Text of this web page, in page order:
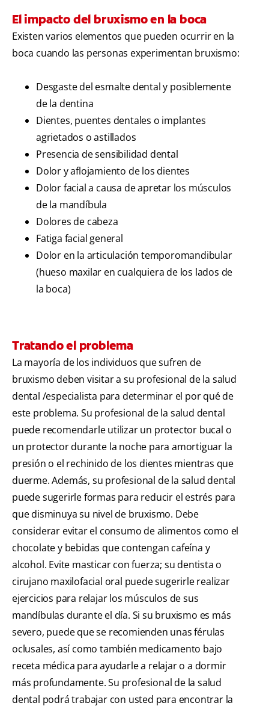
El impacto del bruxismo en la boca
Existen varios elementos que pueden ocurrir en la
boca cuando las personas experimentan bruxismo:
Desgaste del esmalte dental y posiblemente
de la dentina
Dientes, puentes dentales o implantes
agrietados o astillados
Presencia de sensibilidad dental
Dolor y aflojamiento de los dientes
Dolor facial a causa de apretar los músculos
de la mandíbula
Dolores de cabeza
Fatiga facial general
Dolor en la articulación temporomandibular
(hueso maxilar en cualquiera de los lados de
la boca)
Tratando el problema
La mayoría de los individuos que sufren de
bruxismo deben visitar a su profesional de la salud
dental /especialista para determinar el por qué de
este problema. Su profesional de la salud dental
puede recomendarle utilizar un protector bucal o
un protector durante la noche para amortiguar la
presión o el rechinido de los dientes mientras que
duerme. Además, su profesional de la salud dental
puede sugerirle formas para reducir el estrés para
que disminuya su nivel de bruxismo. Debe
considerar evitar el consumo de alimentos como el
chocolate y bebidas que contengan cafeína y
alcohol. Evite masticar con fuerza; su dentista o
cirujano maxilofacial oral puede sugerirle realizar
ejercicios para relajar los músculos de sus
mandíbulas durante el día. Si su bruxismo es más
severo, puede que se recomienden unas férulas
oclusales, así como también medicamento bajo
receta médica para ayudarle a relajar o a dormir
más profundamente. Su profesional de la salud
dental podrá trabajar con usted para encontrar la